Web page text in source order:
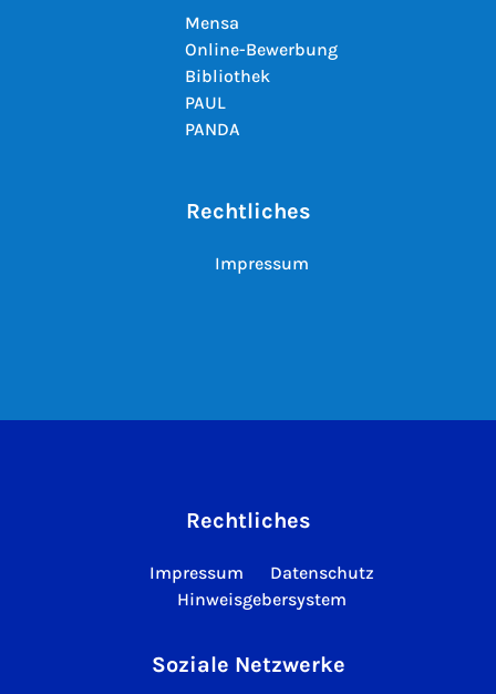
Mensa
Online-Bewerbung
Bibliothek
PAUL
PANDA
Rechtliches
Impressum
Rechtliches
Impressum
Datenschutz
Hinweisgebersystem
Soziale Netzwerke